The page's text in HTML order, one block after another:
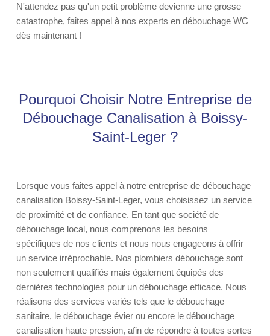
N'attendez pas qu'un petit problème devienne une grosse
catastrophe, faites appel à nos experts en débouchage WC
dès maintenant !
Pourquoi Choisir Notre Entreprise de
Débouchage Canalisation à Boissy-
Saint-Leger ?
Lorsque vous faites appel à notre entreprise de débouchage
canalisation Boissy-Saint-Leger, vous choisissez un service
de proximité et de confiance. En tant que société de
débouchage local, nous comprenons les besoins
spécifiques de nos clients et nous nous engageons à offrir
un service irréprochable. Nos plombiers débouchage sont
non seulement qualifiés mais également équipés des
dernières technologies pour un débouchage efficace. Nous
réalisons des services variés tels que le débouchage
sanitaire, le débouchage évier ou encore le débouchage
canalisation haute pression, afin de répondre à toutes sortes